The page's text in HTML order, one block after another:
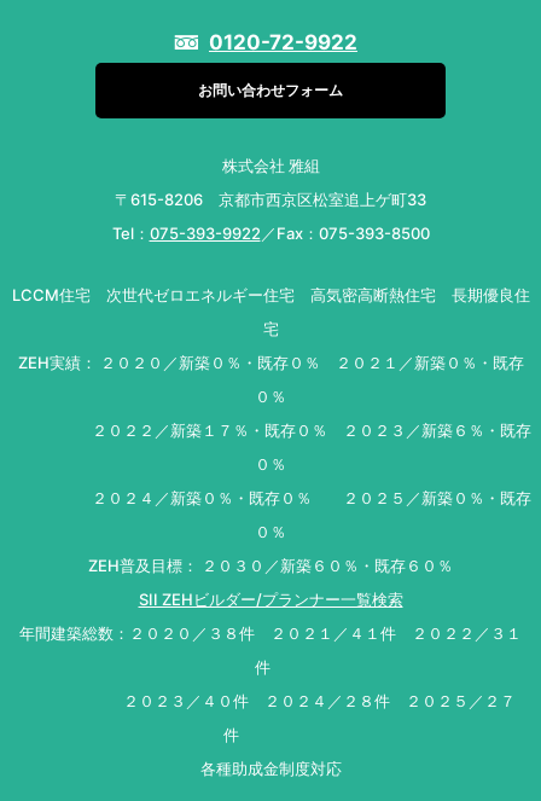
0120-72-9922
お問い合わせフォーム
株式会社 雅組
〒615-8206 京都市西京区松室追上ゲ町33
Tel： 075-393-9922 ／Fax：075-393-8500
LCCM住宅 次世代ゼロエネルギー住宅 高気密高断熱住宅 長期優良住
宅
ZEH実績： ２０２０／新築０％・既存０％ ２０２１／新築０％・既存
０％
２０２２／新築１７％・既存０％ ２０２３／新築６％・既存
０％
２０２４／新築０％・既存０％ ２０２５／新築０％・既存
０％
ZEH普及目標： ２０３０／新築６０％・既存６０％
SII ZEHビルダー/プランナー一覧検索
年間建築総数：２０２０／３８件 ２０２１／４１件 ２０２２／３１
件
２０２３／４０件 ２０２４／２８件 ２０２５／２７
件
各種助成金制度対応